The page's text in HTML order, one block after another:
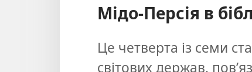
Мідо-Персія в
Це четверта із семи
світових держав,